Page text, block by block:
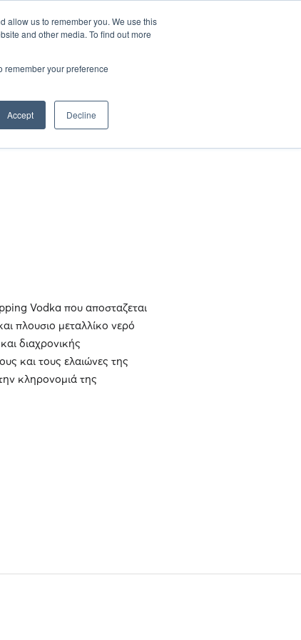
allow us to remember you. We use this
and other media. To find out more
remember your preference
Accept Decline
ΜΠΑΡ ΑΘΗΝΩΝ ΓΚΑΛΑ ΕΝΑΡΞΗΣ
Vodka που αποσταζεται
πλουσιο μεταλλίκο νερό
διαχρονικής
και τους ελαιώνες της
κληρονομιά της